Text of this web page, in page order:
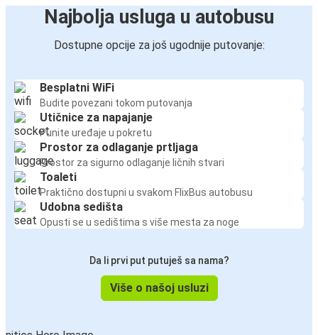
Najbolja usluga u autobusu
Dostupne opcije za još ugodnije putovanje:
Besplatni WiFi
Budite povezani tokom putovanja
Utičnice za napajanje
Punite uređaje u pokretu
Prostor za odlaganje prtljaga
Prostor za sigurno odlaganje ličnih stvari
Toaleti
Praktično dostupni u svakom FlixBus autobusu
Udobna sedišta
Opusti se u sedištima s više mesta za noge
Da li prvi put putuješ sa nama?
Više o našoj usluzi